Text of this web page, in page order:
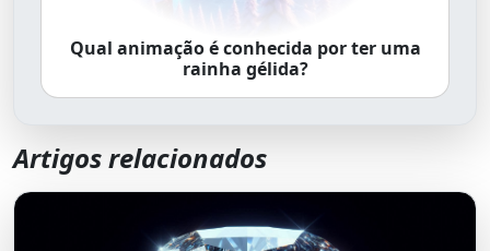
Qual animação é conhecida por ter uma
rainha gélida?
Artigos relacionados